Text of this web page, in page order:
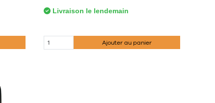
Livraison le lendemain
Ajouter au panier